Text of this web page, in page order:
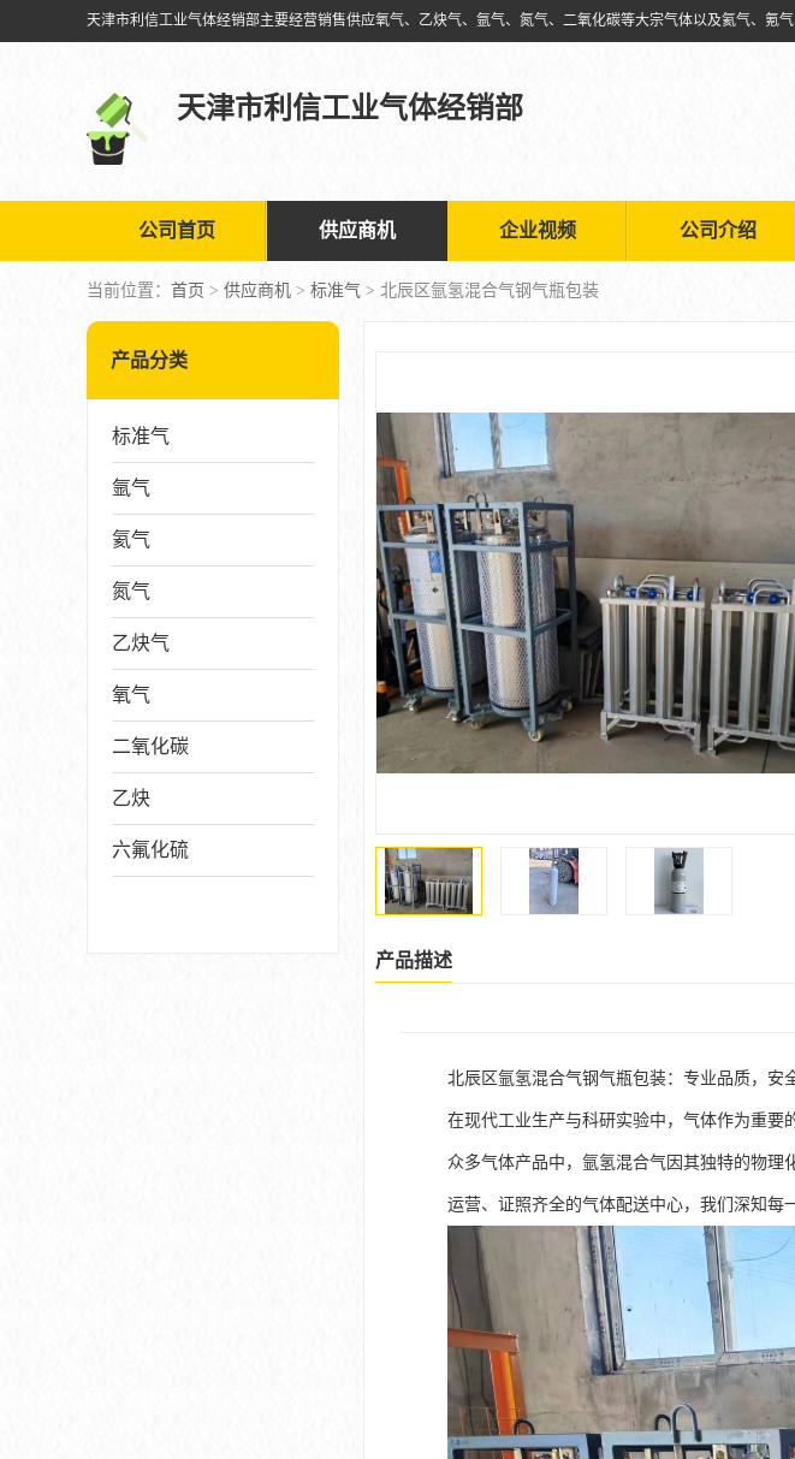
天津市利信工业气体经销部
公司首页 供应商机 企业视频 公司介绍
当前位置： 首页 > 供应商机 > 标准气 > 北辰区氩氢混合气钢气瓶包装
产品分类
标准气
氩气
氦气
氮气
乙炔气
氧气
二氧化碳
乙炔
六氟化硫
产品描述
北辰区氩氢混合气钢气瓶包装：专业品质，安
在现代工业生产与科研实验中，气体作为重要
众多气体产品中，氩氢混合气因其独特的物
运营、证照齐全的气体配送中心，我们深知每